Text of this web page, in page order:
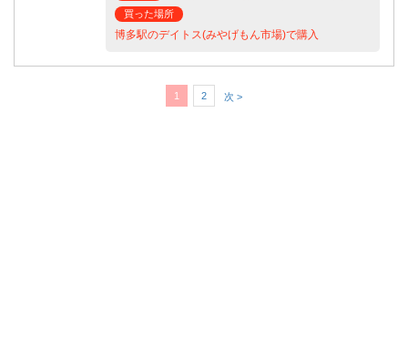
買った場所
博多駅のデイトス(みやげもん市場)で購入
1 2 次 >